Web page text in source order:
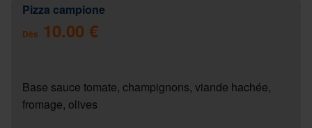
Pizza campione
Dès 10.00 €
Base sauce tomate, champignons, viande hachée,
fromage, olives